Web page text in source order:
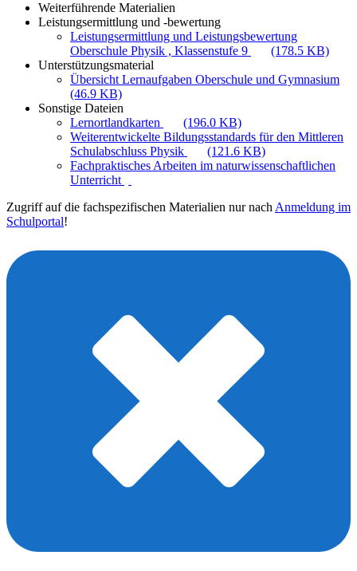
Weiterführende Materialien
Leistungsermittlung und -bewertung
Leistungsermittlung und Leistungsbewertung
Oberschule Physik , Klassenstufe 9
(178.5 KB)
Unterstützungsmaterial
Übersicht Lernaufgaben Oberschule und Gymnasium
(46.9 KB)
Sonstige Dateien
Lernortlandkarten
(196.0 KB)
Weiterentwickelte Bildungsstandards für den Mittleren
Schulabschluss Physik
(121.6 KB)
Fachpraktisches Arbeiten im naturwissenschaftlichen
Unterricht
Zugriff auf die fachspezifischen Materialien nur nach Anmeldung im
Schulportal!